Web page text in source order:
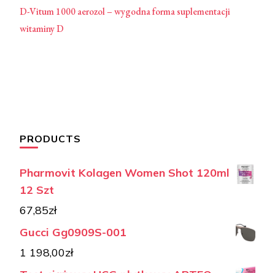
D-Vitum 1000 aerozol – wygodna forma suplementacji
witaminy D
PRODUCTS
Pharmovit Kolagen Women Shot 120ml
12 Szt
67,85zł
Gucci Gg0909S-001
1 198,00zł